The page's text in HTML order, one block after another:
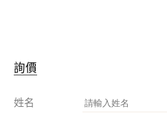
詢價
姓名